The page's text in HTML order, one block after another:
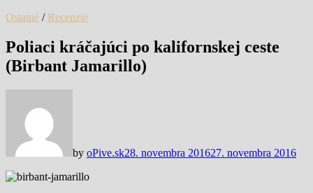
Ostatné / Recenzie
Poliaci kráčajúci po kalifornskej ceste
(Birbant Jamarillo)
by oPive.sk28. novembra 201627. novembra 2016